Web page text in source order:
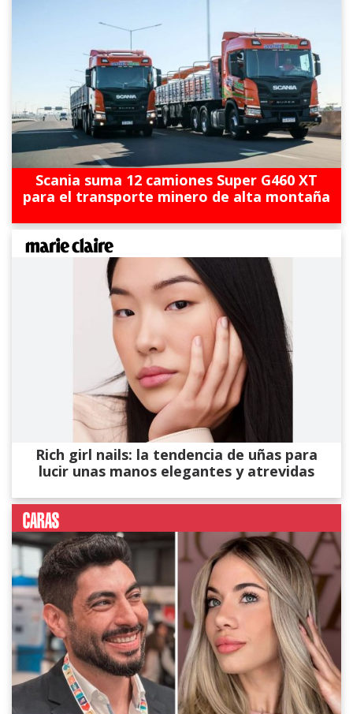
Scania suma 12 camiones Super G460 XT
para el transporte minero de alta montaña
Rich girl nails: la tendencia de uñas para
lucir unas manos elegantes y atrevidas